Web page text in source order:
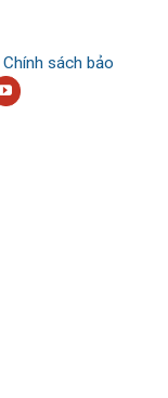
Chính sách bảo